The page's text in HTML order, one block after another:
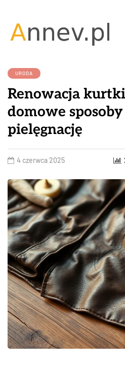
URODA
Renowacja
domowe
pielęgnację
4 czerwca 2025